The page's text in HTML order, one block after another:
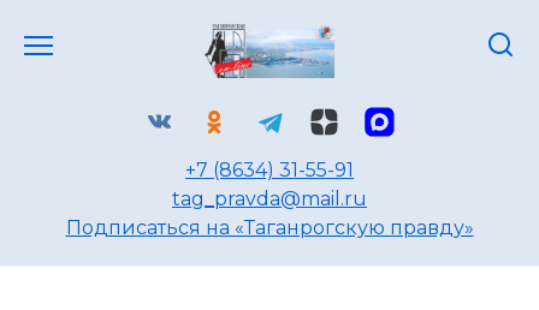
+7 (8634) 31-55-91
tag_pravda@mail.ru
Подписаться на «Таганрогскую правду»